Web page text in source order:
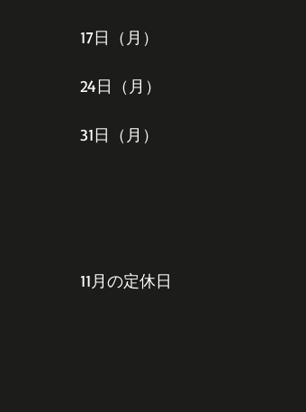
17日（月）
24日（月）
31日（月）
11月の定休日